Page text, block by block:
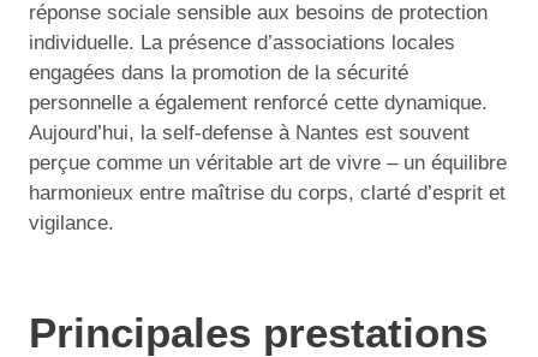
réponse sociale sensible aux besoins de protection
individuelle. La présence d’associations locales
engagées dans la promotion de la sécurité
personnelle a également renforcé cette dynamique.
Aujourd’hui, la self-defense à Nantes est souvent
perçue comme un véritable art de vivre – un équilibre
harmonieux entre maîtrise du corps, clarté d’esprit et
vigilance.
Principales prestations